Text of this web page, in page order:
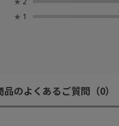
★ 1
品のよくあるご質問 （0）